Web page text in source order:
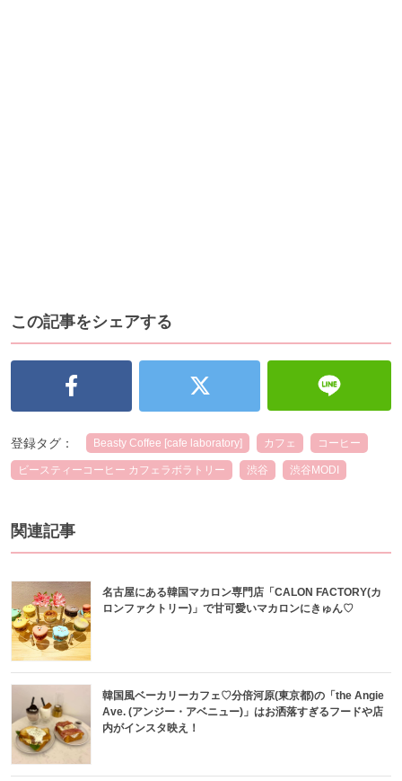
この記事をシェアする
登録タグ： Beasty Coffee [cafe laboratory] カフェ コーヒー
ビースティーコーヒー カフェラボラトリー 渋谷 渋谷MODI
関連記事
名古屋にある韓国マカロン専門店「CALON FACTORY(カ
ロンファクトリー)」で甘可愛いマカロンにきゅん♡
韓国風ベーカリーカフェ♡分倍河原(東京都)の「the Angie
Ave. (アンジー・アベニュー)」はお洒落すぎるフードや店
内がインスタ映え！